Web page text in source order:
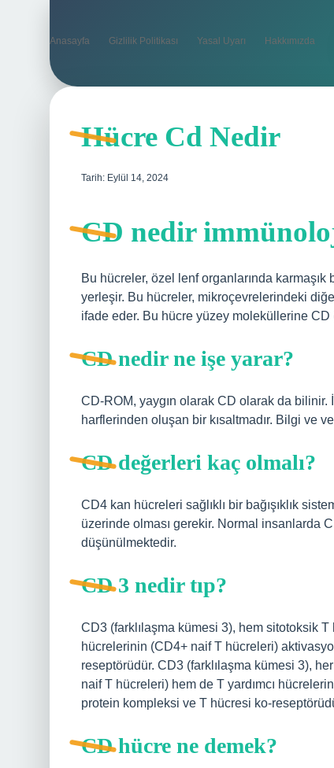
Anasayfa Gizlilik Politikası Yasal Uyarı Hakkımızda
Hücre Cd Nedir
Tarih: Eylül 14, 2024
CD nedir
Bu hücreler, özel lenf organlarında
yerleşir. Bu hücreler, mikroçevrelerindeki
ifade eder. Bu hücre yüzey moleküllerine
CD nedir ne işe yarar?
CD-ROM, yaygın olarak CD olarak da
harflerinden oluşan bir kısaltmadır. Bilgi ve
CD değerleri kaç olmalı?
CD4 kan hücreleri sağlıklı bir bağışıklık
üzerinde olması gerekir. Normal insanlarda
düşünülmektedir.
CD 3 nedir tıp?
CD3 (farklılaşma kümesi 3), hem sitotoksik
hücrelerinin (CD4+ naif T hücreleri)
reseptörüdür. CD3 (farklılaşma kümesi 3),
naif T hücreleri) hem de T yardımcı
protein kompleksi ve T hücresi ko-
CD hücre ne demek?